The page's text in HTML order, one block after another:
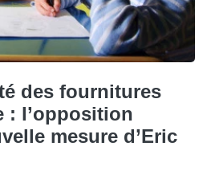
des fournitures
: l’opposition
mesure d’Eric